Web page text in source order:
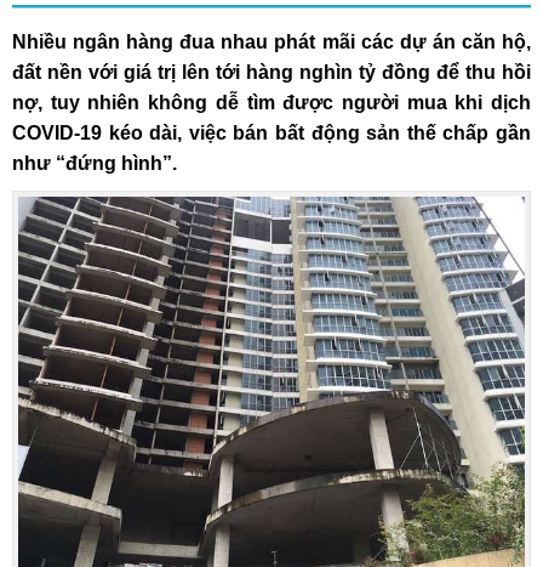
Nhiều ngân hàng đua nhau phát mãi các dự án căn hộ,
đất nền với giá trị lên tới hàng nghìn tỷ đồng để thu hồi
nợ, tuy nhiên không dễ tìm được người mua khi dịch
COVID-19 kéo dài, việc bán bất động sản thế chấp gần
như “đứng hình”.